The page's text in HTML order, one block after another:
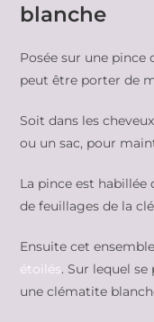
blanche
Posée sur une pince
peut être porter de
Soit dans les
ou un sac, pour
La pince est habillée
de feuillages de la
Ensuite cet
étoilés. Sur lequel
une clématite